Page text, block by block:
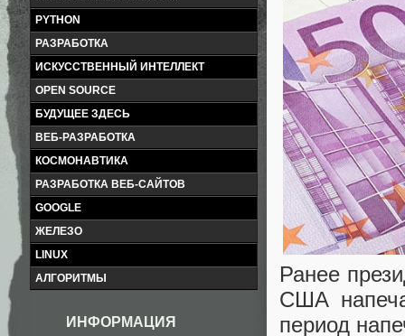
PYTHON
РАЗРАБОТКА
ИСКУССТВЕННЫЙ ИНТЕЛЛЕКТ
OPEN SOURCE
БУДУЩЕЕ ЗДЕСЬ
ВЕБ-РАЗРАБОТКА
КОСМОНАВТИКА
РАЗРАБОТКА ВЕБ-САЙТОВ
GOOGLE
ЖЕЛЕЗО
LINUX
АЛГОРИТМЫ
ИНФОРМАЦИЯ
Ранее
США
период